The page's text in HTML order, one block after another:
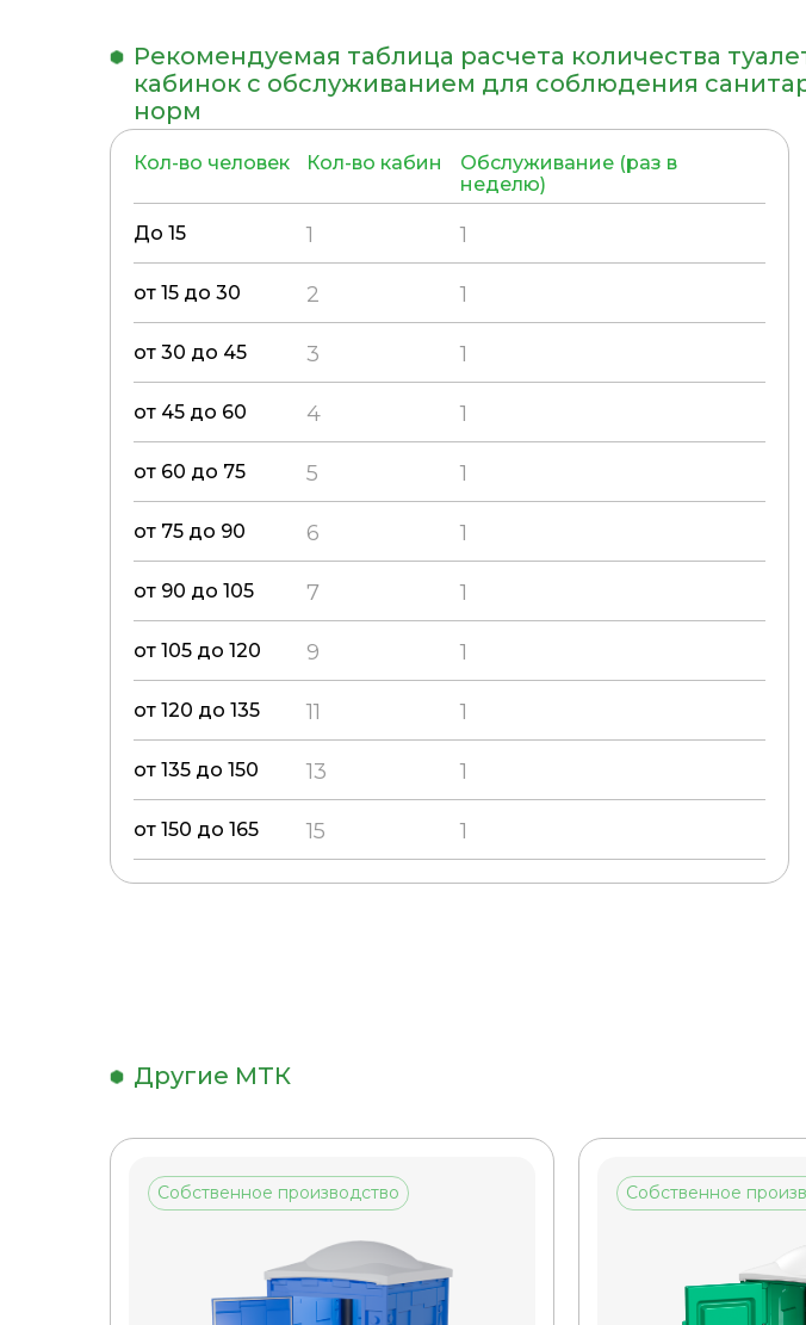
Рекомендуемая таблица расчета количества
кабинок с обслуживанием для соблюдения
норм
Кол-во человек Кол-во кабин
Обслуживание (раз в
неделю)
До 15
от 15 до 30
от 30 до 45
от 45 до 60
от 60 до 75
от 75 до 90
от 90 до 105
от 105 до 120
от 120 до 135
от 135 до 150
1
2
3
4
5
6
7
9
11
13
1
1
1
1
1
1
1
1
1
1
от 150 до 165 15 1
Собственное производство Собственное
Другие МТК